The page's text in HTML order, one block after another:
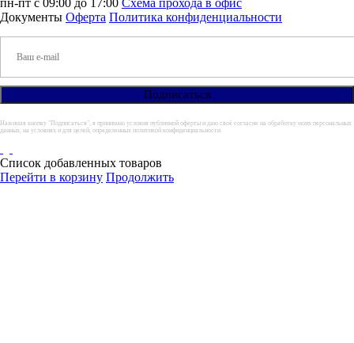
пн-пт с 09:00 до 17:00 Схема прохода в офис
Документы Оферта Политика конфиденциальности
Нажимая кнопку "Подписаться", я принимаю условия публичной оферты и даю своё согласие на обработку моих персональных
данных, на условиях и для целей, определенных политикой конфиденциальности.
Список добавленных товаров
Перейти в корзину Продолжить